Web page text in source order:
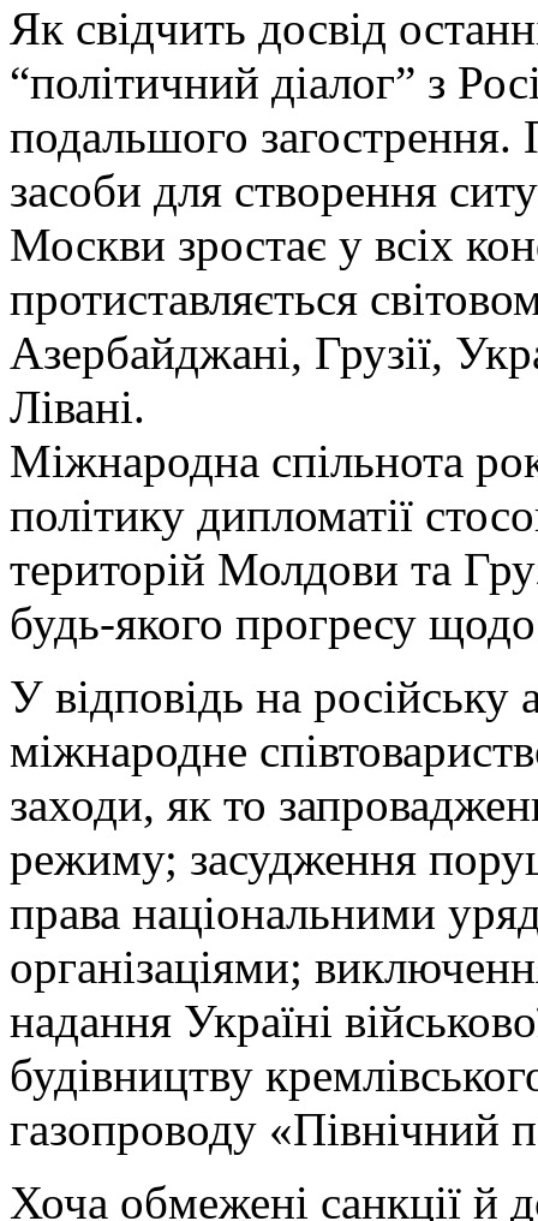
Як свідчить досвід
“політичний діалог” з
подальшого загострення.
засоби для створення
Москви зростає у всіх
протиставляється
Азербайджані, Грузії,
Лівані.
Міжнародна спільнота
політику дипломатії
територій Молдови та
будь-якого прогресу щодо
У відповідь на російську
міжнародне
заходи, як то
режиму; засудження
права національними
організаціями;
надання Україні
будівництву
газопроводу «Північний
Хоча обмежені санкції й